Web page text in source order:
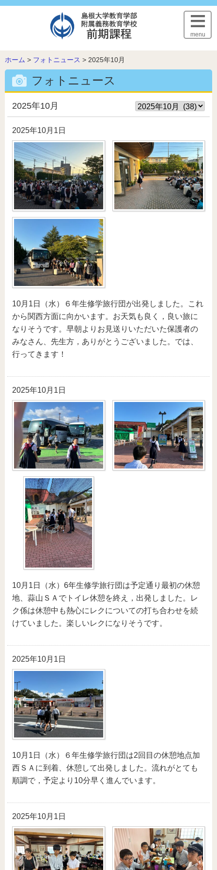
このページの本文へ
menu
こ
の
ー
置:
ホーム > フォトニュース > 2025年10月
フォトニュース
2025年10月
2025年10月1日
10月1日（水）６年生修学旅行団が出発しました。これ
から関西方面に向かいます。お天気も良く，良い旅に
なりそうです。早朝よりお見送りいただいた保護者の
みなさん、先生方，ありがとうございました。では、
行ってきます！
2025年10月1日
10月1日（水）6年生修学旅行団は予定通り最初の休憩
地、蒜山ＳＡでトイレ休憩を終え，出発しました。レ
ク係は休憩中も熱心にレクについての打ち合わせを続
けていました。楽しいレクになりそうです。
2025年10月1日
10月1日（水）６年生修学旅行団は2回目の休憩地点加
西ＳＡに到着、休憩して出発しました。流れがとても
順調で，予定より10分早く進んでいます。
2025年10月1日